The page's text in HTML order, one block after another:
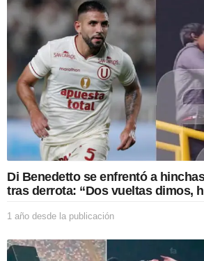
n
Di Benedetto se enfrentó a
tras derrota: “Dos vueltas dimos,
1 año desde la publicación
ñ
o